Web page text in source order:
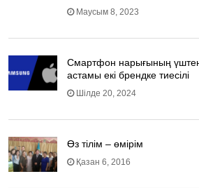
Маусым 8, 2023
Смартфон нарығының үштен
астамы екі брендке тиесілі
Шілде 20, 2024
Өз тілім – өмірім
Қазан 6, 2016